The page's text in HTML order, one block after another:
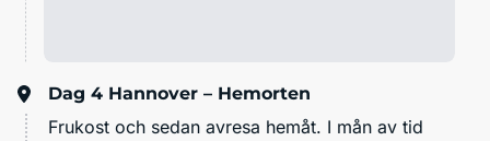
Dag 4 Hannover – Hemorten
Frukost och sedan avresa hemåt. I mån av tid